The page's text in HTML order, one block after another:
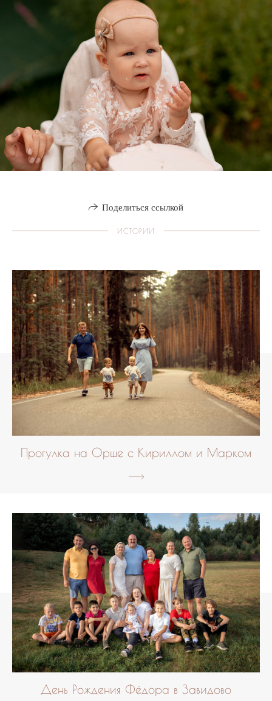
Поделиться ссылкой
ИСТОРИИ
Прогулка на Орше с Кириллом и Марком
День Рождения Фёдора в Завидово